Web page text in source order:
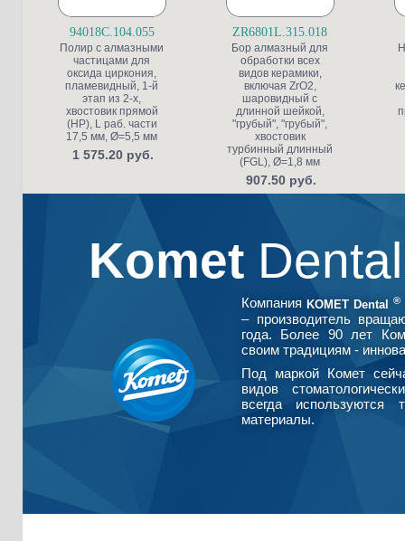
94018C.104.055
Полир с алмазными
частицами для
оксида циркония,
пламевидный, 1-й
этап из 2-х,
хвостовик прямой
(HP), L раб. части
17,5 мм, Ø=5,5 мм
1 575.20 руб.
ZR6801L.315.018
Бор алмазный для
обработки всех
видов керамики,
включая ZrO2,
шаровидный с
длинной шейкой,
"грубый", "грубый",
хвостовик
турбинный длинный
(FGL), Ø=1,8 мм
907.50 руб.
Komet
Компания KOMET Dental ®
– производитель
года. Более 90 лет
своим традициям -
Под маркой Комет
видов
всегда используются
материалы.